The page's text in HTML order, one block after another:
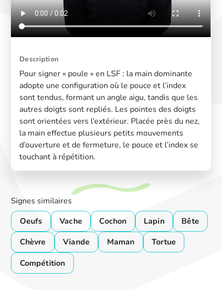
Description
Pour signer « poule » en LSF : la main dominante
adopte une configuration où le pouce et l’index
sont tendus, formant un angle aigu, tandis que les
autres doigts sont repliés. Les pointes des doigts
sont orientées vers l’extérieur. Placée près du nez,
la main effectue plusieurs petits mouvements
d’ouverture et de fermeture, le pouce et l’index se
touchant à répétition.
Signes similaires
Oeufs
Vache Cochon Lapin
Bête
Chèvre
Viande Maman
Tortue
Compétition